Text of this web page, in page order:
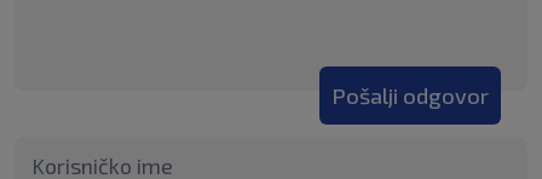
Pošalji odgovor